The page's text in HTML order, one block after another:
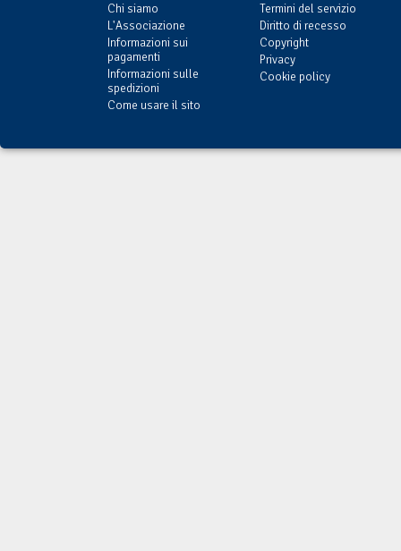
Chi siamo
L'Associazione
Informazioni sui
pagamenti
Informazioni sulle
spedizioni
Come usare il sito
Termini del servizio
Diritto di recesso
Copyright
Privacy
Cookie policy